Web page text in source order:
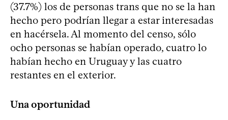
(37.7%) los de personas trans que no se la han
hecho pero podrían llegar a estar interesadas
en hacérsela. Al momento del censo, sólo
ocho personas se habían operado, cuatro lo
habían hecho en Uruguay y las cuatro
restantes en el exterior.
Una oportunidad